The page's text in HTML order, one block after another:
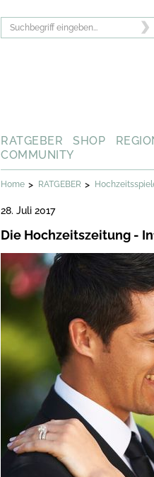
RATGEBER SHOP
COMMUNITY
Home > RATGEBER >
28. Juli 2017
Die Hochzeitszeitung -